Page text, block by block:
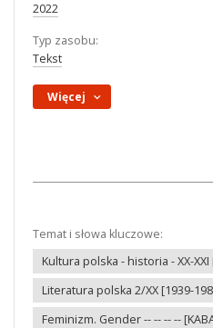
2022
Typ zasobu:
Tekst
Więcej
Temat i słowa kluczowe:
Kultura polska - historia - XX-XXI
Literatura polska 2/XX [1939-
Feminizm. Gender -- -- -- --